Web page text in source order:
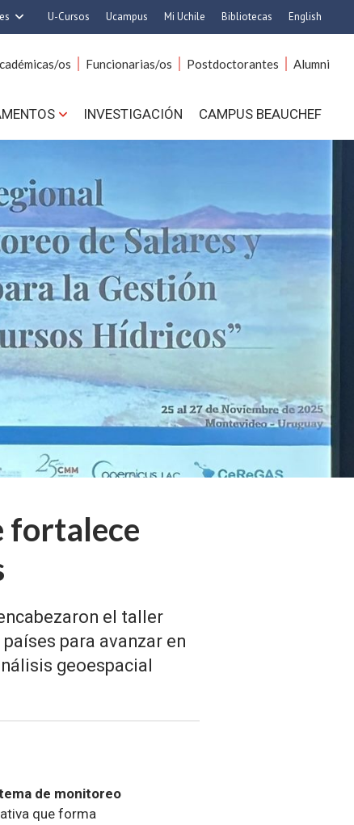
Ciencias
Cs. Agronómicas
Derecho
y Humanidades
Medicina
Odontología
Avanzados en Educación
Estudios Internacionales
y Tecnología de
Alimentos
Bachillerato
Hospital Clínico
U-Cursos Ucampus Mi Uchile Bibliotecas English
os Funcionarias/os Postdoctorantes Alumni
INVESTIGACIÓN CAMPUS BEAUCHEF
fortalece
el taller
para avanzar en
geoespacial
de monitoreo
que forma